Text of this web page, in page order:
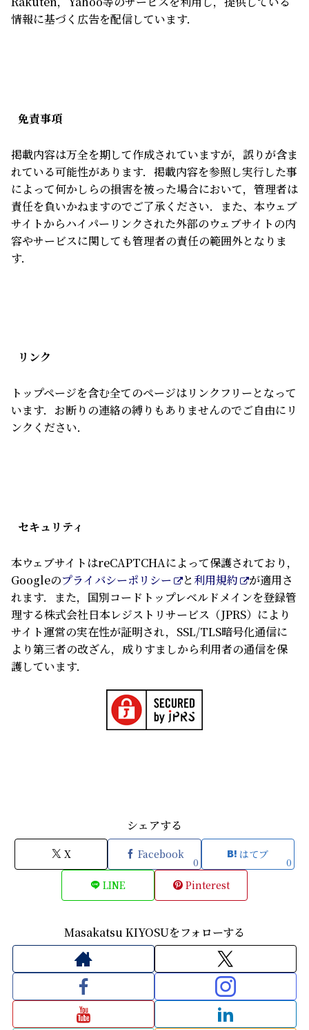
情報に基づく広告を配信しています．
免責事項
掲載内容は万全を期して作成されていますが，誤りが含ま
れている可能性があります．掲載内容を参照し実行した事
によって何かしらの損害を被った場合において，管理者は
責任を負いかねますのでご了承ください．また、本ウェブ
サイトからハイパーリンクされた外部のウェブサイトの内
容やサービスに関しても管理者の責任の範囲外となりま
す．
リンク
トップページを含む全てのページはリンクフリーとなって
います．お断りの連絡の縛りもありませんのでご自由にリ
ンクください．
セキュリティ
本ウェブサイトはreCAPTCHAによって保護されており，
Googleのプライバシーポリシー と利用規約
が適用さ
れます．また，国別コードトップレベルドメインを登録管
理する株式会社日本レジストリサービス（JPRS）により
サイト運営の実在性が証明され，SSL/TLS暗号化通信に
より第三者の改ざん，成りすましから利用者の通信を保
護しています．
シェアする
X Facebook
0
はてブ
0
LINE Pinterest
Masakatsu KIYOSUをフォローする